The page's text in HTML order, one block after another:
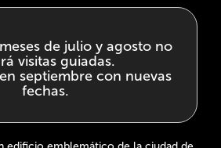
de julio y agosto no
visitas guiadas.
septiembre con nuevas
fechas.